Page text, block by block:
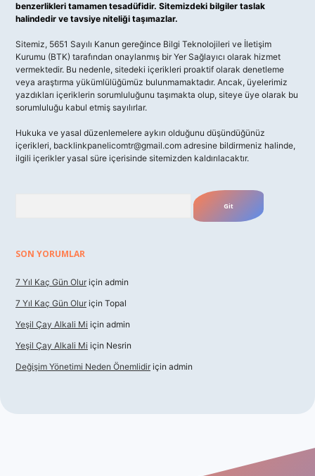
benzerlikleri tamamen tesadüfidir. Sitemizdeki bilgiler taslak
halindedir ve tavsiye niteliği taşımazlar.
Sitemiz, 5651 Sayılı Kanun gereğince Bilgi Teknolojileri ve İletişim
Kurumu (BTK) tarafından onaylanmış bir Yer Sağlayıcı olarak hizmet
vermektedir. Bu nedenle, sitedeki içerikleri proaktif olarak denetleme
veya araştırma yükümlülüğümüz bulunmamaktadır. Ancak, üyelerimiz
yazdıkları içeriklerin sorumluluğunu taşımakta olup, siteye üye olarak bu
sorumluluğu kabul etmiş sayılırlar.
Hukuka ve yasal düzenlemelere aykırı olduğunu düşündüğünüz
içerikleri, backlinkpanelicomtr@gmail.com adresine bildirmeniz halinde,
ilgili içerikler yasal süre içerisinde sitemizden kaldırılacaktır.
SON YORUMLAR
7 Yıl Kaç Gün Olur için admin
7 Yıl Kaç Gün Olur için Topal
Yeşil Çay Alkali Mi için admin
Yeşil Çay Alkali Mi için Nesrin
Değişim Yönetimi Neden Önemlidir için admin